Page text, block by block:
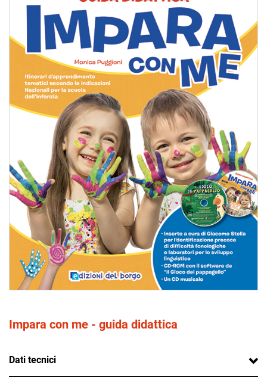
Impara con me - guida didattica
Dati tecnici